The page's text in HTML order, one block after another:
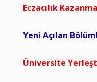
Eczacılık
Yeni Açılan
Üniversite